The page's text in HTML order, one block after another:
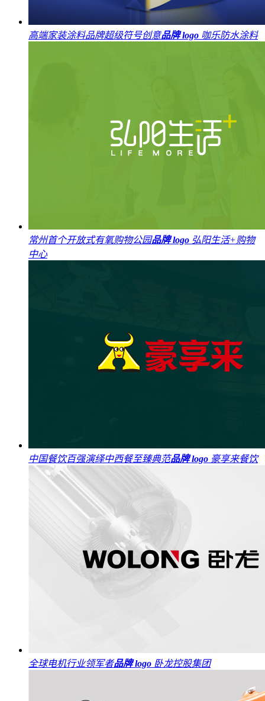
高端家装涂料品牌超级符号创意品牌 logo 咖乐防水涂料
常州首个开放式有氧购物公园品牌 logo 弘阳生活+购物
中心
中国餐饮百强演绎中西餐至臻典范品牌 logo 豪享来餐饮
全球电机行业领军者品牌 logo 卧龙控股集团